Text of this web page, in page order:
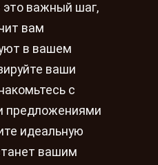
это важный шаг,
вам
в вашем
ваши
с
предложениями
идеальную
вашим